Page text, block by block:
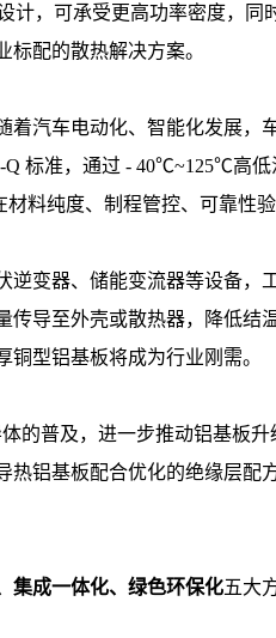
，可承受更高功率密度，
配的散热解决方案。
汽车电动化、智能化发展
标准，通过 - 40℃~125℃高
料纯度、制程管控、可靠性
变器、储能变流器等设备
导至外壳或散热器，降低
型铝基板将成为行业刚需。
的普及，进一步推动铝基板
铝基板配合优化的绝缘层
集成一体化、绿色环保化五大